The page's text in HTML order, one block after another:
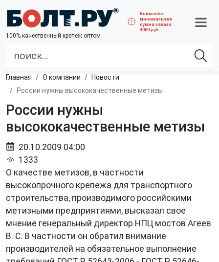
100% качественный крепеж оптом
Внимание:
минимальная
сумма заказа
4000 руб.
Главная О компании
Новости
России нужны высококачественные метизы
России нужны
высококачественные метизы
20.10.2009 04:00
1333
О качестве метизов, в частности
высокопрочного крепежа для транспортного
строительства, производимого российскими
метизными предприятиями, высказал свое
мнение генеральный директор НПЦ мостов Агеев
В. С. В частности он обратил внимание
производителей на обязательное выполнение